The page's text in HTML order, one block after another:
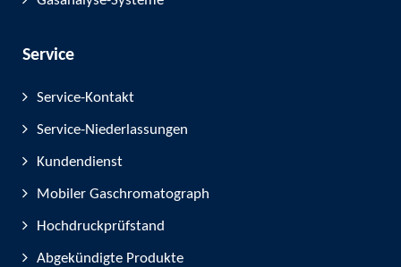
Service
Service-Kontakt
Service-Niederlassungen
Kundendienst
Mobiler Gaschromatograph
Hochdruckprüfstand
Abgekündigte Produkte